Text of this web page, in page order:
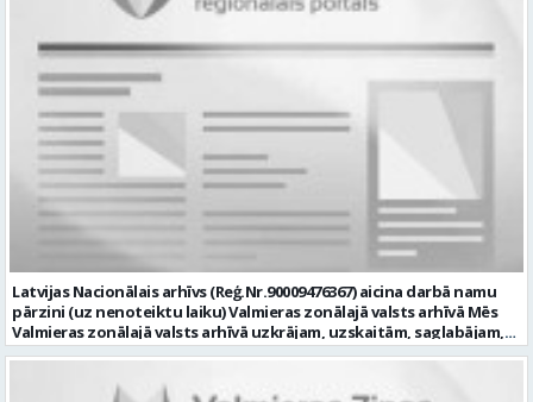
diagnosticēt un modernizēt Pašvaldības iestāžu datortehniku,
datortīklus un programmatūru, novērst kļūmes to darbībā;
kontrolēt ārējo pakalpojumu sniedzēju darbu izpildi Pašvaldības
iestādēs infrastruktūras uzturēšanā; sagatavot priekšlikumus par
IKT nomaiņu un efektīvāku izmantošanu; un ja Tev ir: vismaz vidējā
profesionālā izglītība informācijas tehnoloģiju jomā; darba
pieredze (ar informācijas tehnoloģijām saistītā jomā); izpratne par
datortehnikas un biroja tehnikas uzbūvi un problēmu risināšanas
secību; izpratne par datortīkla uzbūvi, tīkla iekārtu darbības
principiem; valsts valodas prasmes atbilstoši Valsts valodas likuma
prasībām; kompetences: ļoti labas organizatoriskās un saskarsmes
spējas, argumentācijas prasme; prasme patstāvīgi pieņemt
lēmumus; analītiskās spējas; augsta atbildības sajūta; precizitāte;
spēja strādāt individuāli un komandā; pašiniciatīva un spēja meklēt
un piedāvāt jaunus risinājumus; mēs piedāvājam: dinamisku,
interesantu un atbildīgu darbu un ideju īstenošanas iespējas uz
attīstību vērstā Pašvaldībā; pamatalgu pārbaudes laikā 1258,- EUR
pirms nodokļu nomaksas, pēc pārbaudes laika 1310,- EUR pirms
nodokļu nomaksas; iespēju saņemt atvaļinājuma pabalstu darba un
Latvijas Nacionālais arhīvs (Reģ.Nr.90009476367) aicina darbā namu
pārzini (uz nenoteiktu laiku) Valmieras zonālajā valsts arhīvā Mēs
Valmieras zonālajā valsts arhīvā uzkrājam, uzskaitām, saglabājam,
darām pieejamu un popularizējam nacionālo dokumentāro
Valkas, Smiltenes un Limbažu novadi. Aicinām savai komandai